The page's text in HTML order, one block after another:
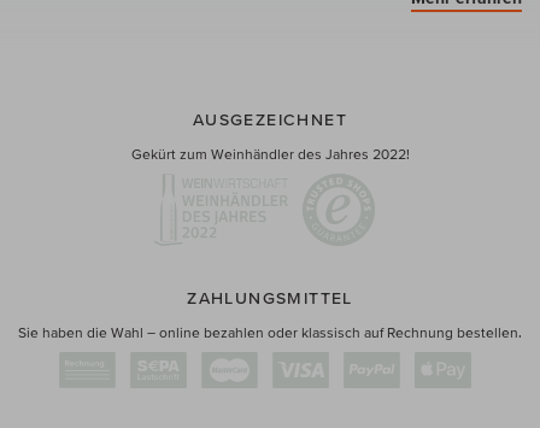
AUSGEZEICHNET
Gekürt zum Weinhändler des Jahres 2022!
ZAHLUNGSMITTEL
Sie haben die Wahl – online bezahlen oder klassisch auf Rechnung bestellen.